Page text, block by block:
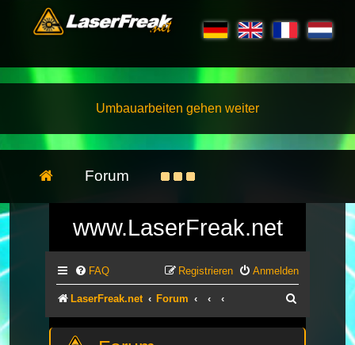
Umbauarbeiten gehen weiter
Forum
www.LaserFreak.net
FAQ Anmelden
Registrieren
LaserFreak.net Forum